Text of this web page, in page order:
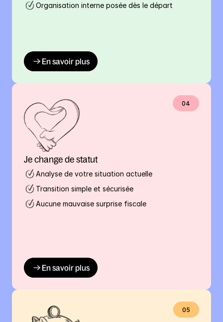
Organisation interne posée dès le départ
En savoir plus
04
Je change de statut
Analyse de votre situation actuelle
Transition simple et sécurisée
Aucune mauvaise surprise fiscale
En savoir plus
05